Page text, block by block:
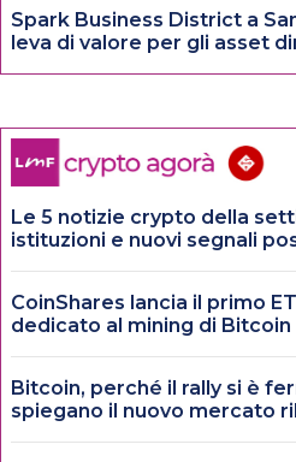
Spark Business District a
leva di valore per gli asset
Le 5 notizie crypto della
istituzioni e nuovi segnali
CoinShares lancia il primo
dedicato al mining di Bitcoin
Bitcoin, perché il rally si è
spiegano il nuovo mercato